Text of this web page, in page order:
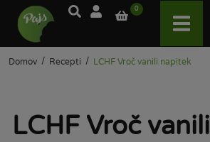
0
Domov / Recepti / LCHF Vroč vanili napitek
LCHF Vroč